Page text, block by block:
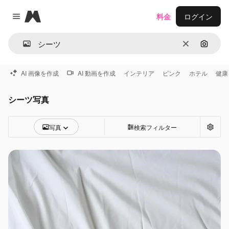
Close menu
Magnific
消去 画像で
料金 ログイン
AI 画像を作成 AI 動画を作成 インテリア ピンク ホテル 健康
シーツ写真
写真 検索フィルター